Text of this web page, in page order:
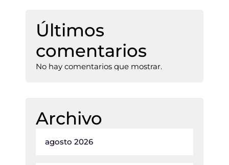
Últimos
comentarios
No hay comentarios que mostrar.
Archivo
agosto 2026